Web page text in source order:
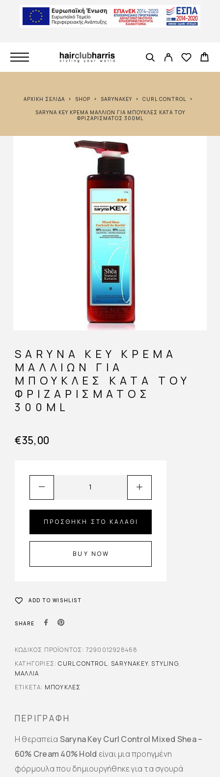
ΑΡΧΙΚΉ ΣΕΛΊΔΑ SHOP SARYNAKEY
CURL CONTROL
SARYNA KEY ΚΡΈΜΑ ΜΑΛΛΙΏΝ ΓΙΑ ΜΠΟΎΚΛΕΣ ΚΑΤΆ ΤΟΥ
ΦΡΙΖΑΡΊΣΜΑΤΟΣ 300ML
SARYNA KEY ΚΡΈΜΑ
ΜΑΛΛΙΏΝ ΓΙΑ
ΜΠΟΎΚΛΕΣ ΚΑΤΆ ΤΟΥ
ΦΡΙΖΑΡΊΣΜΑΤΟΣ
300ML
€35,00
ΠΡΟΣΘΉΚΗ ΣΤΟ ΚΑΛΆΘΙ
BUY NOW
ADD TO WISHLIST
SHARE
ΠΕΡΙΓΡΑΦΉ
Η θεραπεία Saryna Key Curl Control Mixed Shea –
60% Cream 40%Hold είναι μια προηγμένη
φόρμουλα που δημιουργήθηκε για τα σγουρά
ΚΩΔΙΚΌΣ ΠΡΟΪΌΝΤΟΣ: 7290012928468
ΚΑΤΗΓΟΡΊΕΣ:CURL CONTROL, SARYNAKEY, STYLING,
ΜΑΛΛΙΆ
ΕΤΙΚΈΤΑ: ΜΠΟΥΚΛΕΣ